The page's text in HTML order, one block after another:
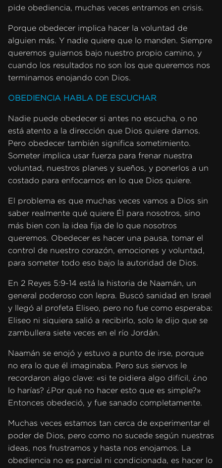
pide obediencia, muchas veces entramos en crisis.
Porque obedecer implica hacer la voluntad de
alguien más. Y nadie quiere que lo manden. Siempre
queremos guiarnos bajo nuestro propio camino, y
cuando los resultados no son los que queremos nos
terminamos enojando con Dios.
OBEDIENCIA HABLA DE ESCUCHAR
Nadie puede obedecer si antes no escucha, o no
está atento a la dirección que Dios quiere darnos.
Pero obedecer también significa sometimiento.
Someter implica usar fuerza para frenar nuestra
voluntad, nuestros planes y sueños, y ponerlos a un
costado para enfocarnos en lo que Dios quiere.
El problema es que muchas veces vamos a Dios sin
saber realmente qué quiere Él para nosotros, sino
más bien con la idea fija de lo que nosotros
queremos. Obedecer es hacer una pausa, tomar el
control de nuestro corazón, emociones y voluntad,
para someter todo eso bajo la autoridad de Dios.
En 2 Reyes 5:9-14 está la historia de Naamán, un
general poderoso con lepra. Buscó sanidad en Israel
y llegó al profeta Eliseo, pero no fue como esperaba:
Eliseo ni siquiera salió a recibirlo, solo le dijo que se
zambullera siete veces en el río Jordán.
Naamán se enojó y estuvo a punto de irse, porque
no era lo que él imaginaba. Pero sus siervos le
recordaron algo clave: «si te pidiera algo difícil, ¿no
lo harías? ¿Por qué no hacer esto que es simple?»
Entonces obedeció, y fue sanado completamente.
Muchas veces estamos tan cerca de experimentar el
poder de Dios, pero como no sucede según nuestras
ideas, nos frustramos y hasta nos enojamos. La
obediencia no es parcial ni condicionada, es hacer lo